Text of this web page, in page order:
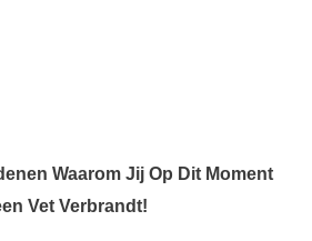
Waarom Jij Op Dit Moment
Vet Verbrandt!